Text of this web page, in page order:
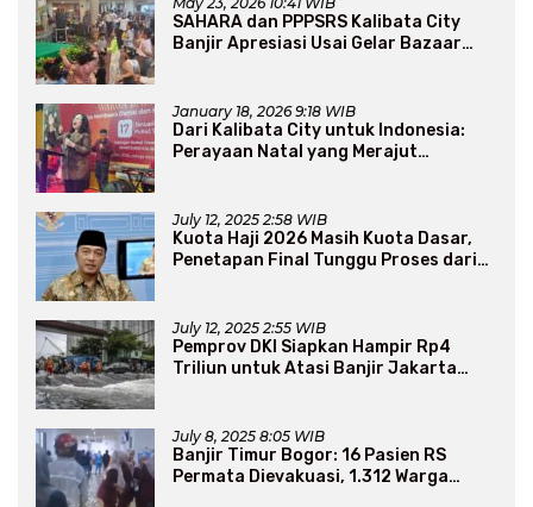
SAHARA dan PPPSRS Kalibata City
Banjir Apresiasi Usai Gelar Bazaar
January 18, 2026 9:18 WIB
Dari Kalibata City untuk Indonesia:
Perayaan Natal yang Merajut
July 12, 2025 2:58 WIB
Kuota Haji 2026 Masih Kuota Dasar,
Penetapan Final Tunggu Proses dari
July 12, 2025 2:55 WIB
Pemprov DKI Siapkan Hampir Rp4
Triliun untuk Atasi Banjir Jakarta
July 8, 2025 8:05 WIB
Banjir Timur Bogor: 16 Pasien RS
Permata Dievakuasi, 1.312 Warga